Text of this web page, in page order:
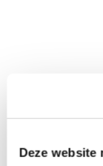
Deze website